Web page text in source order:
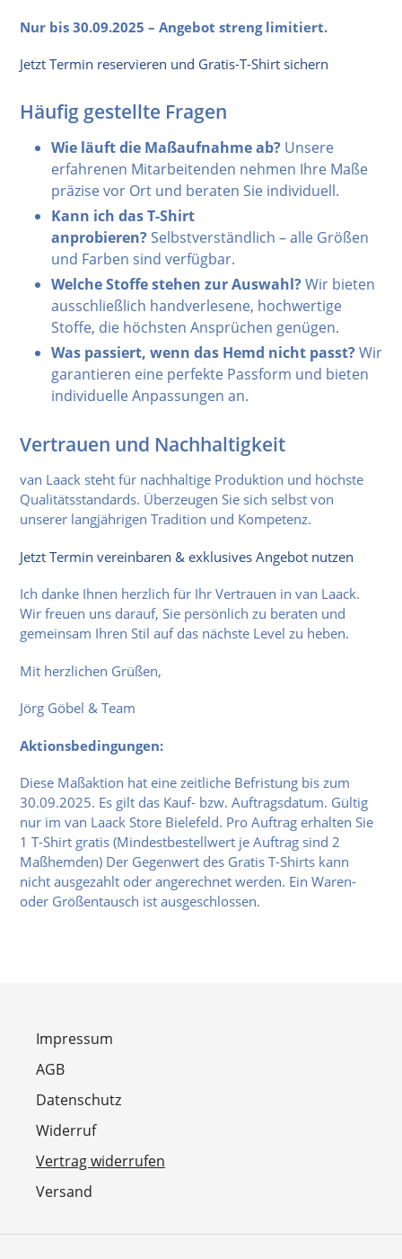
Nur bis 30.09.2025 – Angebot streng limitiert.
Jetzt Termin reservieren und Gratis-T-Shirt sichern
Häufig gestellte Fragen
Wie läuft die Maßaufnahme ab? Unsere
erfahrenen Mitarbeitenden nehmen Ihre Maße
präzise vor Ort und beraten Sie individuell.
Kann ich das T-Shirt
anprobieren?Selbstverständlich – alle Größen
und Farben sind verfügbar.
Welche Stoffe stehen zur Auswahl?Wir bieten
ausschließlich handverlesene, hochwertige
Stoffe, die höchsten Ansprüchen genügen.
Was passiert, wenn das Hemd nicht passt?Wir
garantieren eine perfekte Passform und bieten
individuelle Anpassungen an.
Vertrauen und Nachhaltigkeit
van Laack steht für nachhaltige Produktion und höchste
Qualitätsstandards. Überzeugen Sie sich selbst von
unserer langjährigen Tradition und Kompetenz.
Jetzt Termin vereinbaren & exklusives Angebot nutzen
Ich danke Ihnen herzlich für Ihr Vertrauen in van Laack.
Wir freuen uns darauf, Sie persönlich zu beraten und
gemeinsam Ihren Stil auf das nächste Level zu heben.
Mit herzlichen Grüßen,
Jörg Göbel & Team
Aktionsbedingungen:
Diese Maßaktion hat eine zeitliche Befristung bis zum
30.09.2025. Es gilt das Kauf- bzw. Auftragsdatum. Gültig
nur im van Laack Store Bielefeld. Pro Auftrag erhalten Sie
1 T-Shirt gratis (Mindestbestellwert je Auftrag sind 2
Maßhemden) Der Gegenwert des Gratis T-Shirts kann
nicht ausgezahlt oder angerechnet werden. Ein Waren-
oder Größentausch ist ausgeschlossen.
Impressum
AGB
Datenschutz
Widerruf
Vertrag widerrufen
Versand